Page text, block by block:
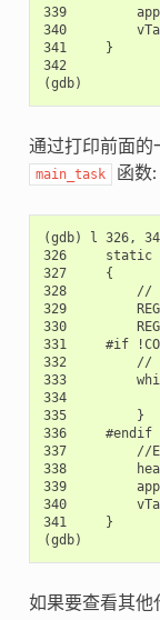
339
340
341     }
342
通过打印前面的
main_task 函数:
(gdb) l 326,
326     static
327     {
328         //
329
330
331     #if
332         //
333
334
335         }
336     #endif
337         //
338
339
340
341     }
如果要查看其他